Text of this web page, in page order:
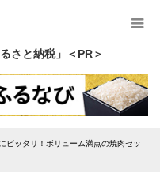
さと納税」＜PR＞
ピッタリ！ボリューム満点の焼肉セッ